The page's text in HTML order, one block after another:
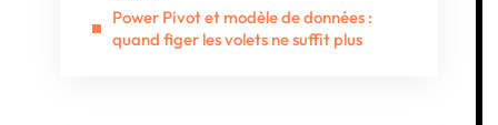
Power Pivot et modèle de données :
quand figer les volets ne suffit plus